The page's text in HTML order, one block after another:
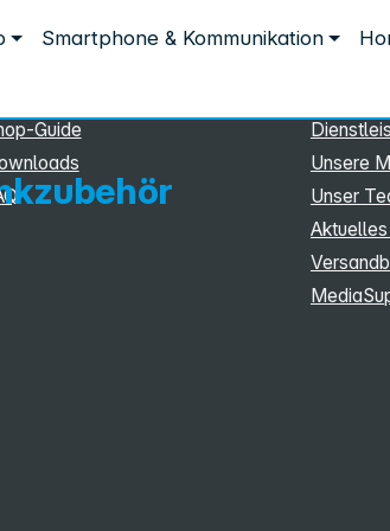
Smartphone & Kommunikation
Guide
Unsere
Unser